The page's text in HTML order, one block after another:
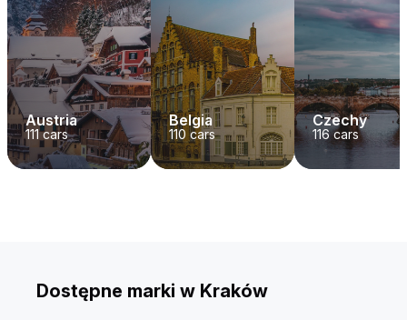
Austria
111cars
Belgia
110 cars
Czechy
116cars
Dostępne marki w Kraków